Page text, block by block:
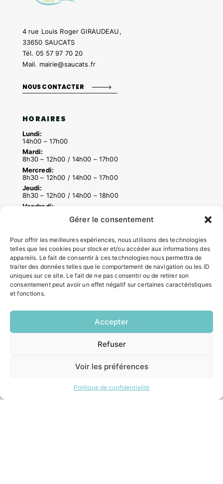
Gérer le consentement
Pour offrir les meilleures expériences, nous utilisons des technologies
telles que les cookies pour stocker et/ou accéder aux informations des
appareils. Le fait de consentir à ces technologies nous permettra de
traiter des données telles que le comportement de navigation ou les ID
uniques sur ce site. Le fait de ne pas consentir ou de retirer son
consentement peut avoir un effet négatif sur certaines caractéristiques
et fonctions.
Accepter
Refuser
Voir les préférences
Politique de confidentialité
4 rue Louis Roger GIRAUDEAU,
33650 SAUCATS
Tél. 05 57 97 70 20
Mail. mairie@saucats.fr
NOUS CONTACTER
HORAIRES
Lundi:
14h00 – 17h00
Mardi:
8h30 – 12h00 / 14h00 – 17h00
Mercredi:
8h30 – 12h00 / 14h00 – 17h00
Jeudi:
8h30 – 12h00 / 14h00 – 18h00
Vendredi:
ACCÉS RAPIDES
Contacter la mairie
Pôle santé
Le Saucatais
Formalités administratives
INFORMATIONS LÉGALES
Mentions légales